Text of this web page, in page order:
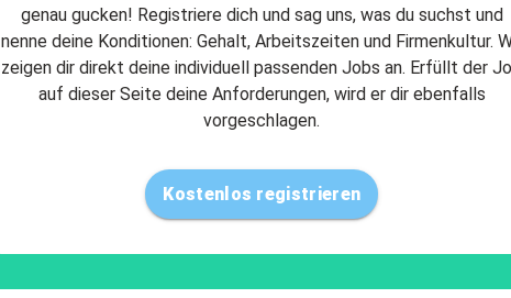
genau gucken! Registriere dich und sag uns, was du suchst und
nenne deine Konditionen: Gehalt, Arbeitszeiten und Firmenkultur.
zeigen dir direkt deine individuell passenden Jobs an. Erfüllt der
auf dieser Seite deine Anforderungen, wird er dir ebenfalls
vorgeschlagen.
Kostenlos registrieren